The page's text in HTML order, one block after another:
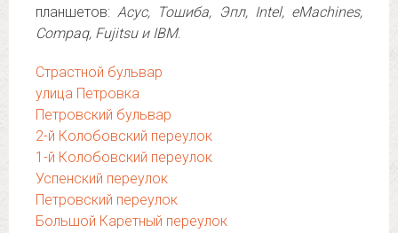
планшетов:Асус, Тошиба, Эпл, Intel, eMachines,
Compaq, Fujitsu и IBM.
Страстной бульвар
улица Петровка
Петровский бульвар
2-й Колобовский переулок
1-й Колобовский переулок
Успенский переулок
Петровский переулок
Большой Каретный переулок